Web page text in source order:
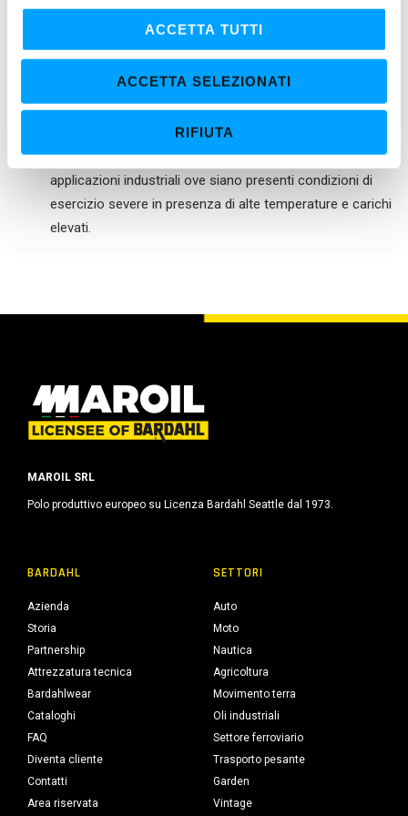
ACCETTA TUTTI
ACCETTA SELEZIONATI
RIFIUTA
PROPRIETÀ
IDEALE PER
Elevatissime gamme di applicazioni
Lubrificazione di cuscinetti piani o a rotolamento
sottoposti a sollecitazioni elevate ed alte temperature
Lubrificazione di snodi, articolazioni e in genere in
applicazioni industriali ove siano presenti condizioni di
esercizio severe in presenza di alte temperature e carichi
elevati.
MAROIL SRL
Polo produttivo europeo su Licenza Bardahl Seattle dal 1973.
BARDAHL
Azienda
Storia
Partnership
Attrezzatura tecnica
Bardahlwear
Cataloghi
FAQ
Diventa cliente
Contatti
Area riservata
SETTORI
Auto
Moto
Nautica
Agricoltura
Movimento terra
Oli industriali
Settore ferroviario
Trasporto pesante
Garden
Vintage